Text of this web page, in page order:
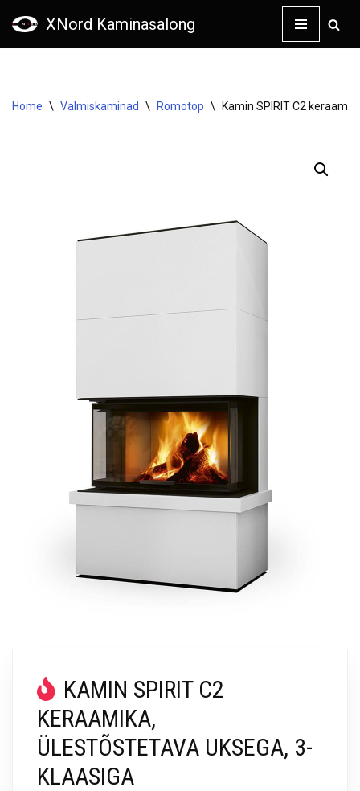
XNord Kaminasalong
Home \ Valmiskaminad \ Romotop \ Kamin SPIRIT C2
KAMIN SPIRIT C2
KERAAMIKA,
ÜLESTÕSTETAVA UKSEGA, 3-
KLAASIGA